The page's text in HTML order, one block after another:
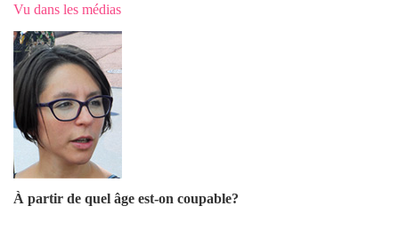
Vu dans les médias
À partir de quel âge est-on coupable?